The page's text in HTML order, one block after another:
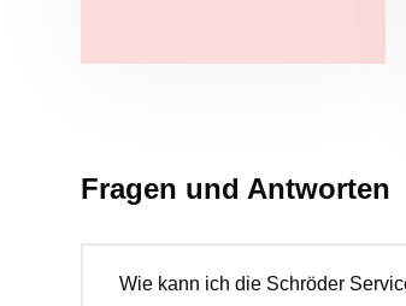
Fragen und Antworten
Wie kann ich die Schröder